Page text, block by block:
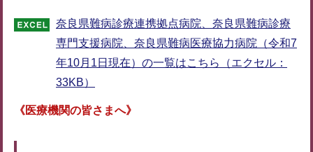
奈良県難病診療連携拠点病院、奈良県難病診療
専門支援病院、奈良県難病医療協力病院（令和7
年10月1日現在）の一覧はこちら（エクセル：
33KB）
《医療機関の皆さまへ》